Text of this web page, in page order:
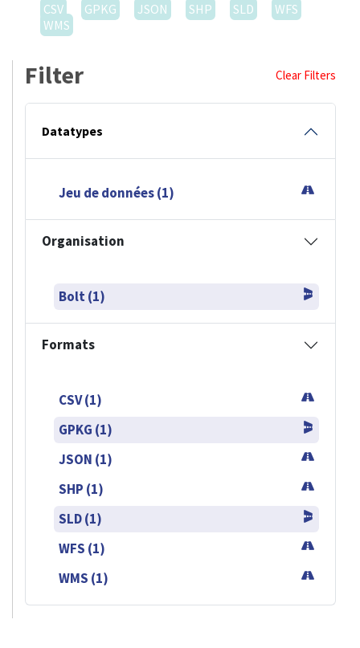
CSV
GPKG JSON SHP SLD
WFS
WMS
Filter Clear Filters
Datatypes
Jeu de données (1)
Organisation
Bolt (1)
Formats
CSV (1)
GPKG (1)
JSON (1)
SHP (1)
SLD (1)
WFS (1)
WMS (1)